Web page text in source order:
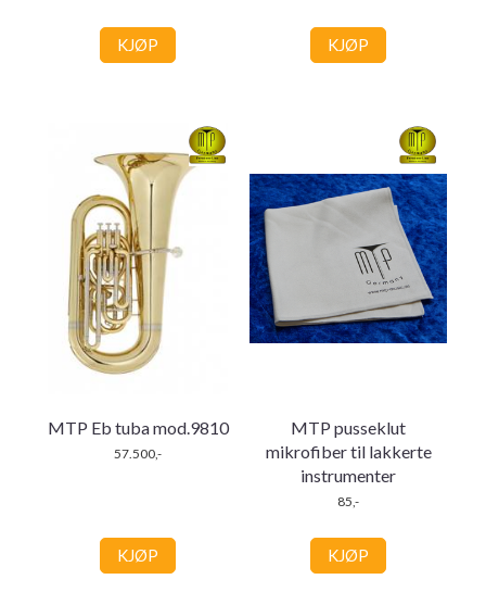
KJØP KJØP
MTP Eb tuba mod.9810
57.500,-
KJØP
MTP pusseklut
mikrofiber til lakkerte
instrumenter
85,-
KJØP